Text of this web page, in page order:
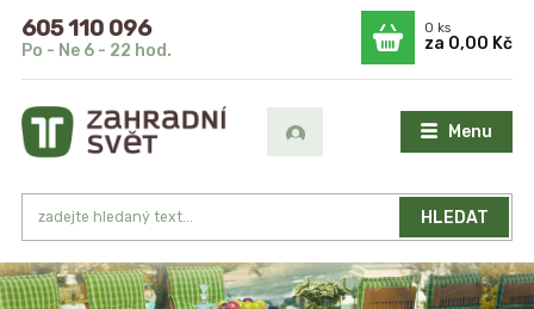
Menu
HLEDAT
605 110 096
Po - Ne 6 - 22 hod.
0ks
za 0,00 Kč